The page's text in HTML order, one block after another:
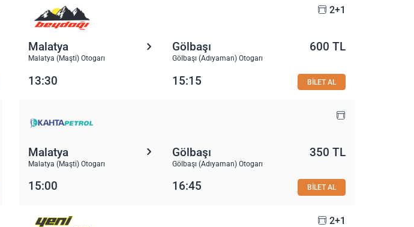
2+1
Malatya
Malatya (Maşti) Otogarı
Gölbaşı
Gölbaşı (Adıyaman) Otogarı
600 TL
13:30 15:15 BİLET AL
Malatya
Malatya (Maşti) Otogarı
Gölbaşı
Gölbaşı (Adıyaman) Otogarı
350 TL
15:00 16:45 BİLET AL
2+1